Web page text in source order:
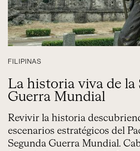
FILIPINAS
La historia viva de la
Guerra Mundial
Revivir la historia
escenarios estratégicos del
Segunda Guerra Mundial.